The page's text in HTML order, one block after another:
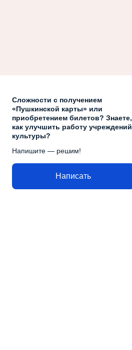
Сложности с получением
«Пушкинской карты» или
приобретением билетов? Знаете,
как улучшить работу учреждений
культуры?
Напишите — решим!
Написать